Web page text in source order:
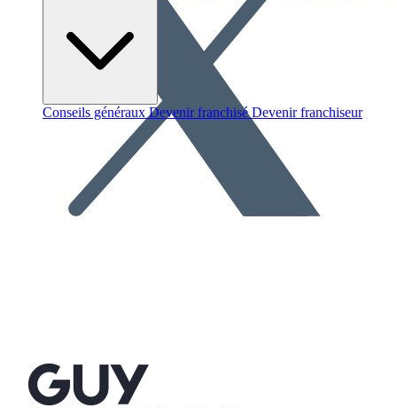
Conseils généraux Devenir franchisé Devenir franchiseur